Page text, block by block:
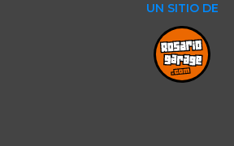
UN SITIO DE